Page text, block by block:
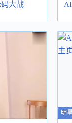
大战
明